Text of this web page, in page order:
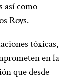
así como
Roys.
tóxicas,
en la
que desde